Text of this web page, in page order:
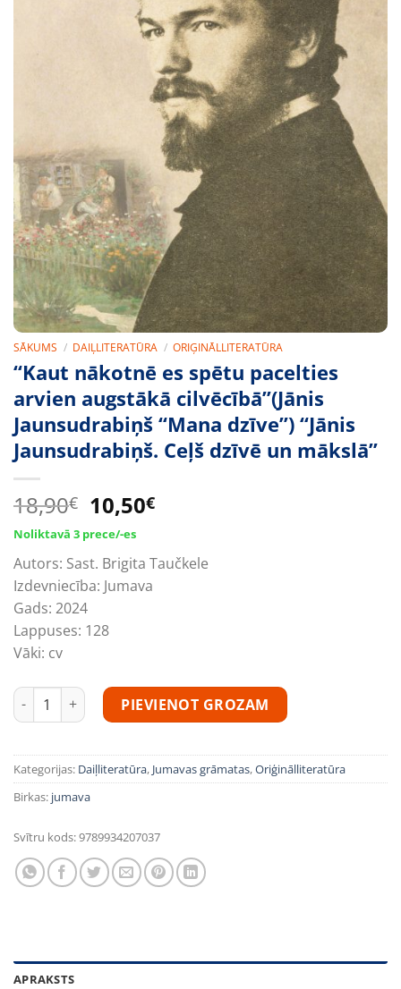
SĀKUMS / DAIĻLITERATŪRA / ORIĢINĀLLITERATŪRA
“Kaut nākotnē es spētu pacelties
arvien augstākā cilvēcībā”(Jānis
Jaunsudrabiņš “Mana dzīve”) “Jānis
Jaunsudrabiņš. Ceļš dzīvē un mākslā”
18,90€ Original
price
was:
18,90€.
10,50€Current
10,50€.
Noliktavā 3 prece/-es
Autors: Sast. Brigita Taučkele
Izdevniecība: Jumava
Gads: 2024
Lappuses: 128
Vāki: cv
“Kaut nākotnē es spētu pacelties arvien augstākā
PIEVIENOT GROZAM
Kategorijas: Daiļliteratūra, Jumavas grāmatas,Oriģinālliteratūra
Birkas: jumava
Svītru kods:9789934207037
APRAKSTS